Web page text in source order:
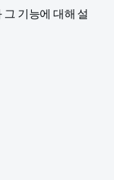
기능에 대해 설